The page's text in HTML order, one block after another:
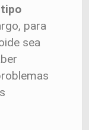
para
sea